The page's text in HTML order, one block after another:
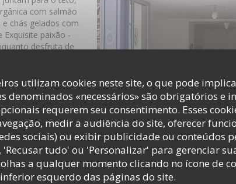
utilizam cookies neste site, o que pode
denominados «necessários» são obrigatórios e
requerem seu consentimento. Esses
medir a audiência do site, oferecer
sociais) ou exibir publicidade ou conteúdos
tudo' ou 'Personalizar' para gerenciar
a qualquer momento clicando no ícone de
inferior esquerdo das páginas do site.
com salmão
chás gelados com
paixão -
desfruta de
glúten, bem
oficina.
selecionados
infantile livros de
e uma pastelaria.